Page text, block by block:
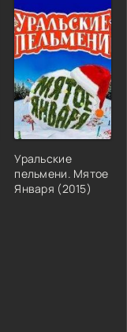
Уральские
пельмени. Мятое
Января (2015)